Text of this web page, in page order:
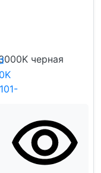
черная